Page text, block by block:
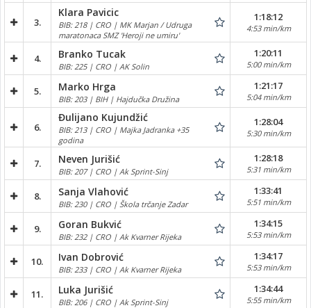
3.
Klara Pavicic
BIB: 218 | CRO | MK Marjan / Udruga
maratonaca SMZ 'Heroji ne umiru'
1:18:12
4:53 min/km
4. Branko Tucak
BIB: 225 | CRO | AK Solin
1:20:11
5:00 min/km
5. Marko Hrga
BIB: 203 | BIH | Hajdučka Družina
1:21:17
5:04 min/km
6.
Đulijano Kujundžić
BIB: 213 | CRO | Majka Jadranka +35
godina
1:28:04
5:30 min/km
7. Neven Jurišić
BIB: 207 | CRO | Ak Sprint-Sinj
1:28:18
5:31 min/km
8. Sanja Vlahović
BIB: 230 | CRO | Škola trčanje Zadar
1:33:41
5:51 min/km
9. Goran Bukvić
BIB: 232 | CRO | Ak Kvarner Rijeka
1:34:15
5:53 min/km
10. Ivan Dobrović
BIB: 233 | CRO | Ak Kvarner Rijeka
1:34:17
5:53 min/km
11. Luka Jurišić
BIB: 206 | CRO | Ak Sprint-Sinj
1:34:44
5:55 min/km